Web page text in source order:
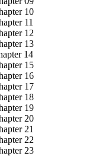
10
11
12
13
14
15
16
17
18
19
20
21
22
23